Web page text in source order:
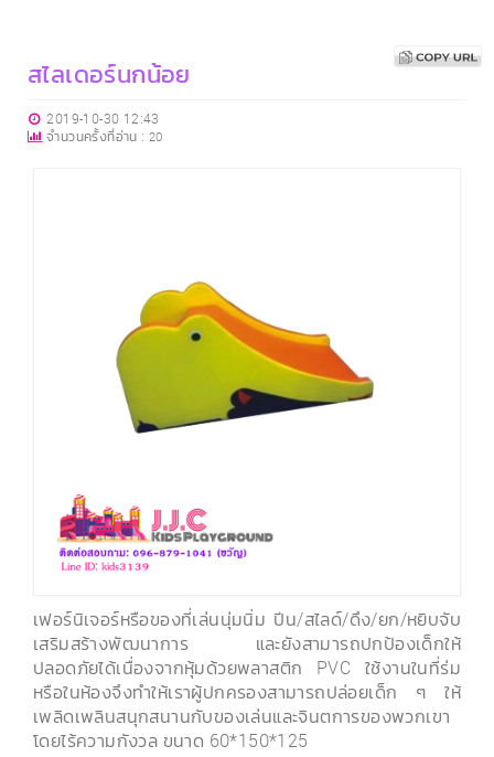
สไลเดอร์นกน้อย
2019-10-30 12:43
จำนวนครั้งที่อ่าน : 20
เฟอร์นิเจอร์หรือของที่เล่นนุ่มนิ่ม ปีน/สไลด์/ดึง/ยก/หยิบจับ
เสริมสร้างพัฒนาการ และยังสามารถปกป้องเด็กให้
ปลอดภัยได้เนื่องจากหุ้มด้วยพลาสติก PVC ใช้งานในที่ร่ม
หรือในห้องจึงทำให้เราผู้ปกครองสามารถปล่อยเด็ก ๆ ให้
เพลิดเพลินสนุกสนานกับของเล่นและจินตการของพวกเขา
โดยไร้ความกังวล ขนาด 60*150*125